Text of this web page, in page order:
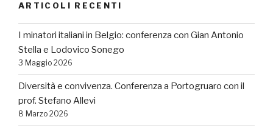
ARTICOLI RECENTI
I minatori italiani in Belgio: conferenza con Gian Antonio
Stella e Lodovico Sonego
3 Maggio 2026
Diversità e convivenza. Conferenza a Portogruaro con il
prof. Stefano Allevi
8 Marzo 2026